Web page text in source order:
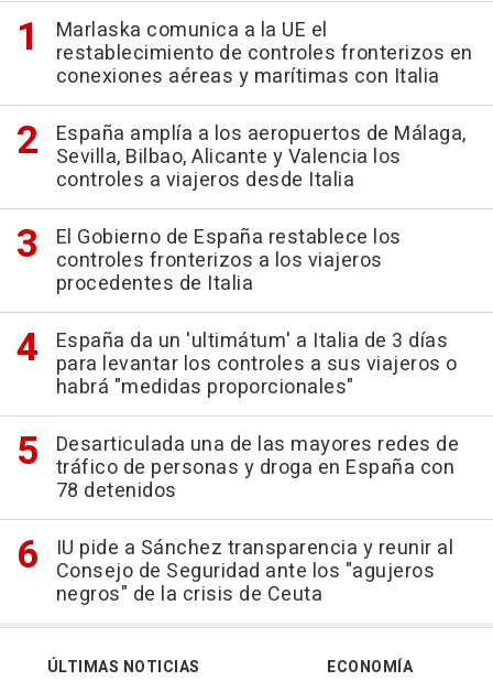
Marlaska comunica a la UE el
restablecimiento de controles fronterizos en
conexiones aéreas y marítimas con Italia
España amplía a los aeropuertos de Málaga,
Sevilla, Bilbao, Alicante y Valencia los
controles a viajeros desde Italia
El Gobierno de España restablece los
controles fronterizos a los viajeros
procedentes de Italia
España da un 'ultimátum' a Italia de 3 días
para levantar los controles a sus viajeros o
habrá "medidas proporcionales"
Desarticulada una de las mayores redes de
tráfico de personas y droga en España con
78 detenidos
IU pide a Sánchez transparencia y reunir al
Consejo de Seguridad ante los "agujeros
negros" de la crisis de Ceuta
ÚLTIMAS NOTICIAS
ECONOMÍA